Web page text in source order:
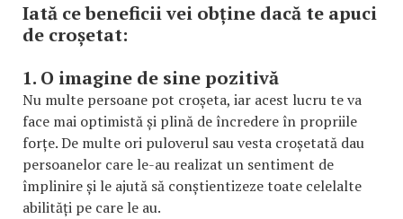
Iată ce beneficii vei obține dacă te apuci
de croșetat:
1. O imagine de sine pozitivă
Nu multe persoane pot croșeta, iar acest lucru te va
face mai optimistă și plină de încredere în propriile
forțe. De multe ori puloverul sau vesta croșetată dau
persoanelor care le-au realizat un sentiment de
împlinire și le ajută să conștientizeze toate celelalte
abilități pe care le au.